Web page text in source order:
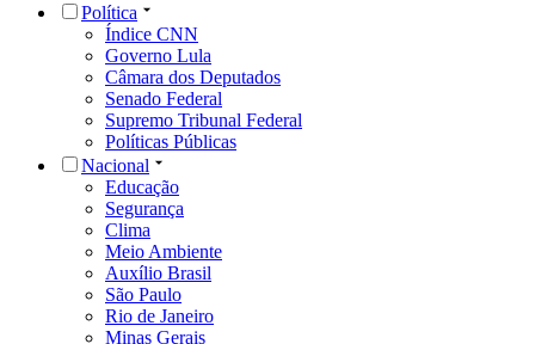
Política
Índice CNN
Governo Lula
Câmara dos Deputados
Senado Federal
Supremo Tribunal Federal
Políticas Públicas
Nacional
Educação
Segurança
Clima
Meio Ambiente
Auxílio Brasil
São Paulo
Rio de Janeiro
Minas Gerais